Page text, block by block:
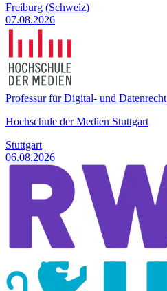
Freiburg (Schweiz)
07.08.2026
Professur für Digital- und Datenrecht
Hochschule der Medien Stuttgart
Stuttgart
06.08.2026